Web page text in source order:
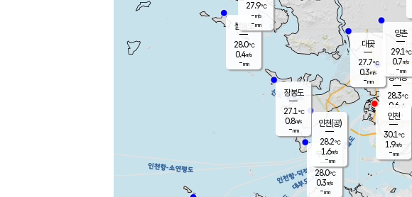
무의도
28.0℃
0.3m/s
-mm
볼음도
28.0℃
0.4m/s
-mm
장봉도
27.1℃
0.8m/s
-mm
경서동
28.3℃
0.6 m/s
-mm
대곶
27.7℃
0.3m/s
-mm
양촌
29.1℃
0.7m/s
-mm
인천(공)
28.2℃
1.6m/s
-mm
27.9℃
-m/s
-mm
인천
30.1℃
1.9m/s
-mm